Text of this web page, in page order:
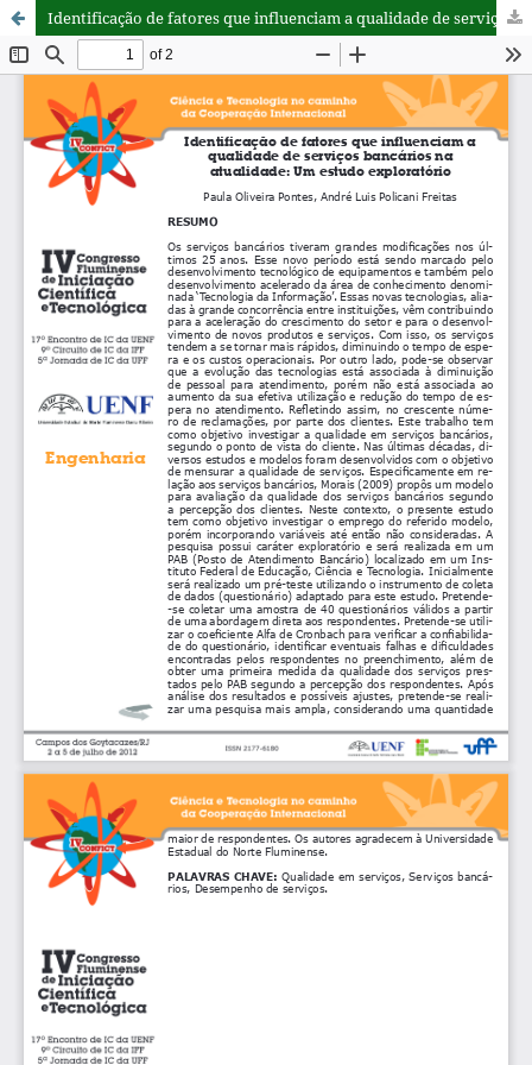
Identificação de fatores que influenciam a qualidade de serviços bancários na atualidade: Um estudo exploratório